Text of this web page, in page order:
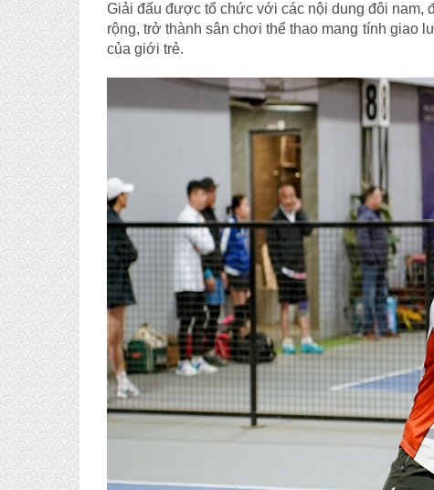
Giải đấu được tổ chức với các nội dung đôi nam,
rộng, trở thành sân chơi thể thao mang tính giao
của giới trẻ.